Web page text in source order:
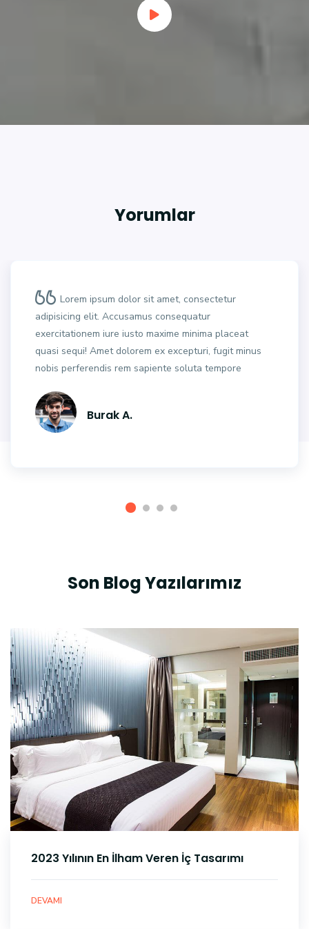
Yorumlar
Lorem ipsum dolor sit amet, consectetur
adipisicing elit. Accusamus consequatur
exercitationem iure iusto maxime minima placeat
quasi sequi! Amet dolorem ex excepturi, fugit minus
nobis perferendis rem sapiente soluta tempore
Burak A.
Son Blog Yazılarımız
2023 Yılının En İlham Veren İç Tasarımı
DEVAMI